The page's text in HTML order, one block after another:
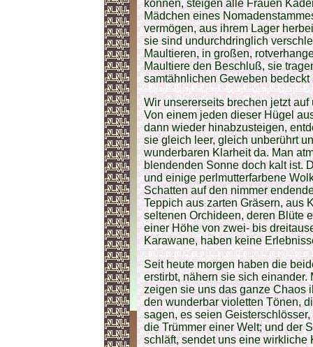
können, steigen alle Frauen
Mädchen eines
vermögen, aus ihrem Lager
sie sind undurchdringlich
Maultieren, in großen,
Maultiere den Beschluß, sie
samtähnlichen Geweben bedeckt
Wir unsererseits brechen jetzt
Von einem jeden dieser Hügel
dann wieder hinabzusteigen,
sie gleich leer, gleich unberührt
wunderbaren Klarheit da. Man
blendenden Sonne doch kalt ist.
und einige perlmutterfarbene
Schatten auf den nimmer
Teppich aus zarten Gräsern, aus
seltenen Orchideen, deren Blüte
einer Höhe von zwei- bis
Karawane, haben keine
Seit heute morgen haben die
erstirbt, nähern sie sich
zeigen sie uns das ganze Chaos
den wunderbar violetten Tönen,
sagen, es seien
die Trümmer einer Welt; und der
schläft, sendet uns eine wirkliche